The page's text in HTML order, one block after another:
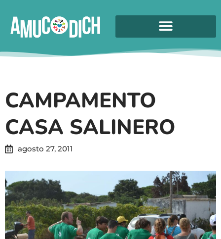
CAMPAMENTO
CASA SALINERO
agosto 27, 2011